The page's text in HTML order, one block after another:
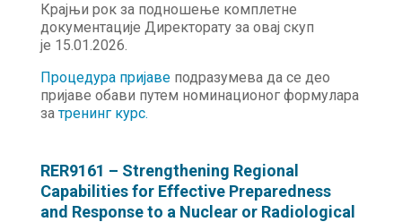
Крајњи рок за подношење комплетне
документације Директорату за овај скуп
је 15.01.2026.
Процедура пријавеподразумева да се део
пријаве обави путем номинационог формулара
затренинг курс.
RER9161 – Strengthening Regional
Capabilities for Effective Preparedness
and Response to a Nuclear or Radiological